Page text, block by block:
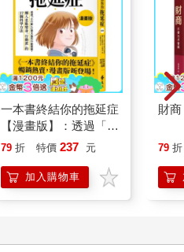
一本書終結你的拖延症
【漫畫版】：透過「小
行動」打開大腦的行動
「行動派」的37個科
學方法
79 折 特價 237 元
加入購物車
財
79 折